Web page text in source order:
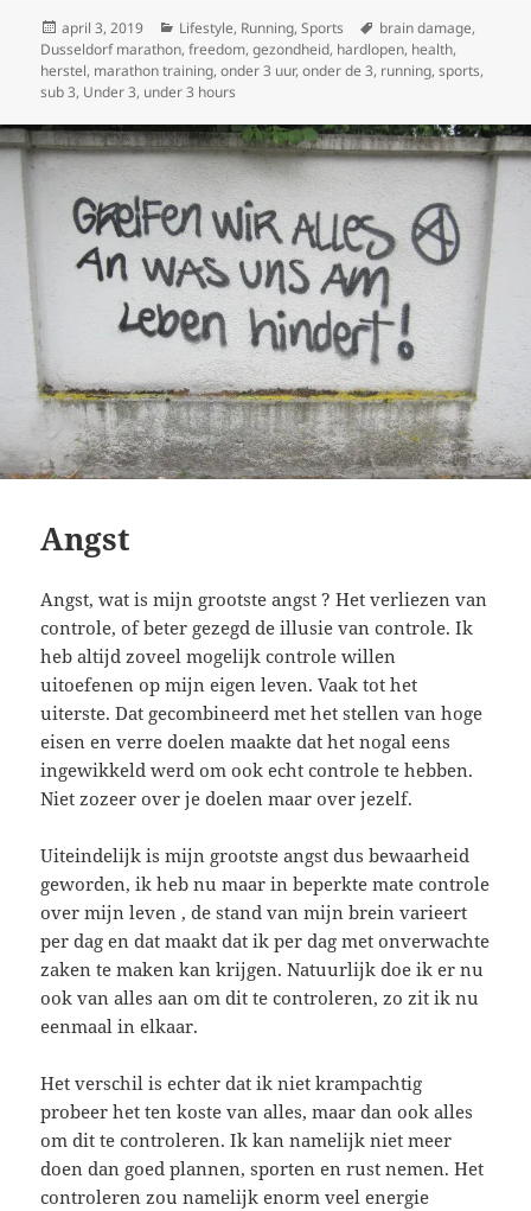
Geplaatst
op
april 3, 2019 Categorieën
Lifestyle, Running,Sports Tags
brain damage,
Dusseldorf marathon,freedom,gezondheid, hardlopen, health,
herstel, marathon training,onder 3 uur,onder de 3, running,sports,
sub 3, Under 3, under 3 hours
Angst
Angst, wat is mijn grootste angst ? Het verliezen van
controle, of beter gezegd de illusie van controle. Ik
heb altijd zoveel mogelijk controle willen
uitoefenen op mijn eigen leven. Vaak tot het
uiterste. Dat gecombineerd met het stellen van hoge
eisen en verre doelen maakte dat het nogal eens
ingewikkeld werd om ook echt controle te hebben.
Niet zozeer over je doelen maar over jezelf.
Uiteindelijk is mijn grootste angst dus bewaarheid
geworden, ik heb nu maar in beperkte mate controle
over mijn leven , de stand van mijn brein varieert
per dag en dat maakt dat ik per dag met onverwachte
zaken te maken kan krijgen. Natuurlijk doe ik er nu
ook van alles aan om dit te controleren, zo zit ik nu
eenmaal in elkaar.
Het verschil is echter dat ik niet krampachtig
probeer het ten koste van alles, maar dan ook alles
om dit te controleren. Ik kan namelijk niet meer
doen dan goed plannen, sporten en rust nemen. Het
controleren zou namelijk enorm veel energie